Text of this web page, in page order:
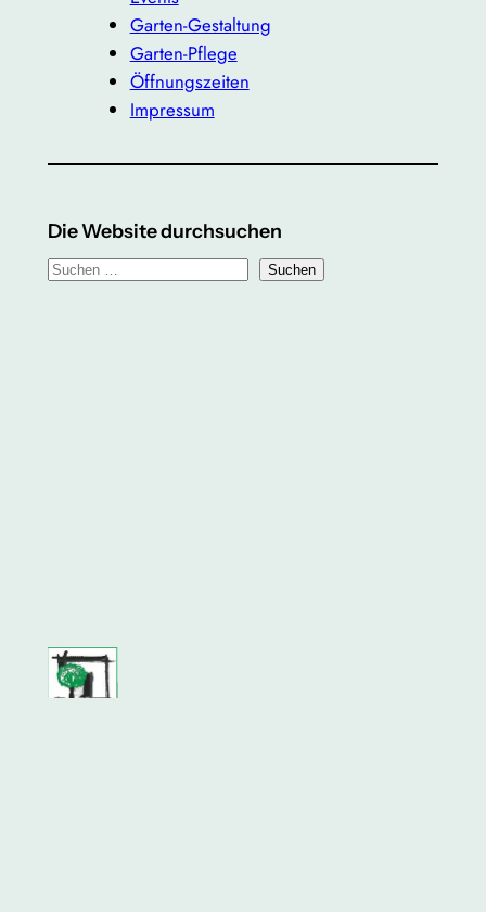
Garten-Gestaltung
Garten-Pflege
Öffnungszeiten
Impressum
Die Website durchsuchen
S
Suchen